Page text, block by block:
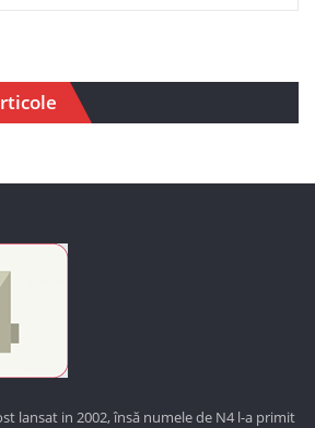
lansat in 2002, însă numele de N4 l-a primit